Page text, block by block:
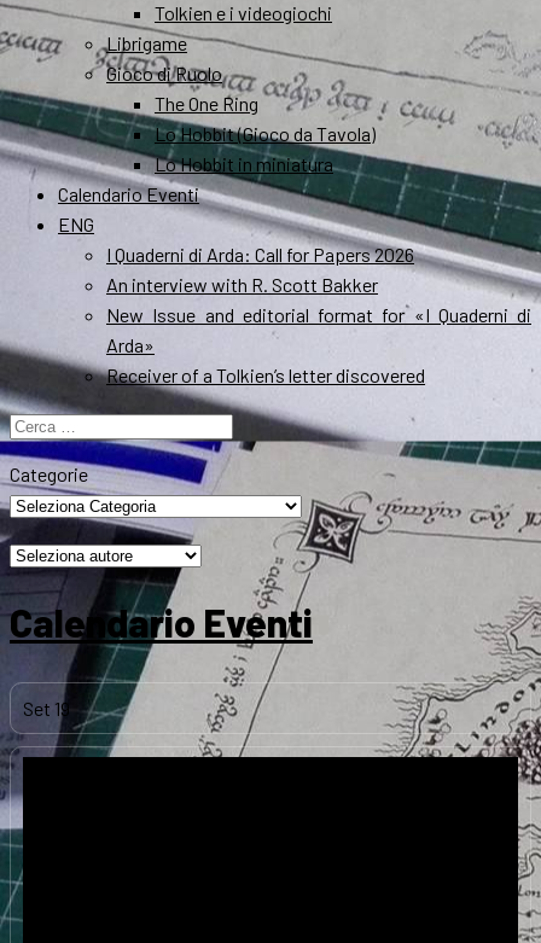
Tolkien e i videogiochi
Librigame
Gioco di Ruolo
The One Ring
Lo Hobbit (Gioco da Tavola)
Lo Hobbit in miniatura
Calendario Eventi
ENG
I Quaderni di Arda: Call for Papers 2026
An interview with R. Scott Bakker
New Issue and editorial format for «I Quaderni di
Arda»
Receiver of a Tolkien’s letter discovered
Ricerca
per:
Categorie
Calendario Eventi
Set 19